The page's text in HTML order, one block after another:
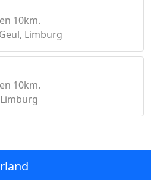
10km.
Limburg
10km.